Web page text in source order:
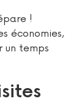
!
économies,
un temps